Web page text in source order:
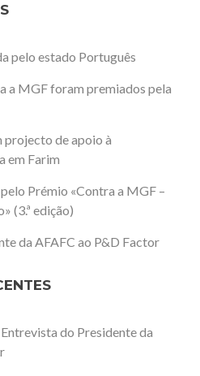
pelo estado Português
a MGF foram premiados pela
projecto de apoio à
em Farim
Prémio «Contra a MGF –
(3.ª edição)
da AFAFC ao P&D Factor
Entrevista do Presidente da